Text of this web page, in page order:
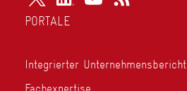
PORTALE
Integrierter Unternehmensbericht
Fachexpertise